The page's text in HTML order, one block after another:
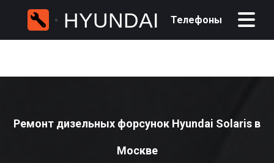
HYUNDAI Телефоны
Ремонт дизельных форсунок Hyundai Solaris в
Москве